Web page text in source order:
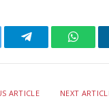
Telegram
ARTICLE NEXT